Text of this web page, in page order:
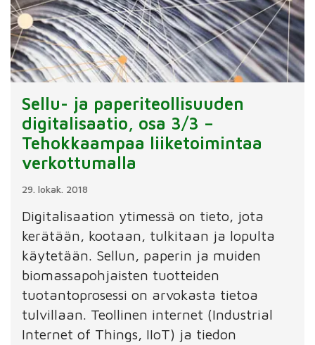
Sellu- ja paperiteollisuuden
digitalisaatio, osa 3/3 –
Tehokkaampaa liiketoimintaa
verkottumalla
29. lokak. 2018
Digitalisaation ytimessä on tieto, jota
kerätään, kootaan, tulkitaan ja lopulta
käytetään. Sellun, paperin ja muiden
biomassapohjaisten tuotteiden
tuotantoprosessi on arvokasta tietoa
tulvillaan. Teollinen internet (Industrial
Internet of Things, IIoT) ja tiedon